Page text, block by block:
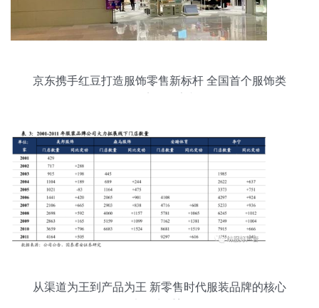
京东携手红豆打造服饰零售新标杆 全国首个服饰类
从渠道为王到产品为王 新零售时代服装品牌的核心